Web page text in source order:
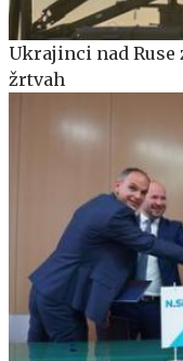
Ukrajinci nad Ruse
žrtvah